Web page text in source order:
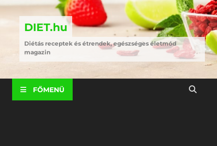
DIET.hu
Diétás receptek és étrendek, egészséges életmód
magazin
FŐMENÜ